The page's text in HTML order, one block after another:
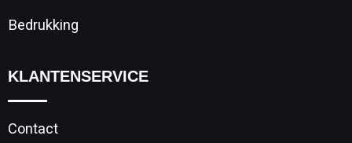
Bedrukking
KLANTENSERVICE
Contact